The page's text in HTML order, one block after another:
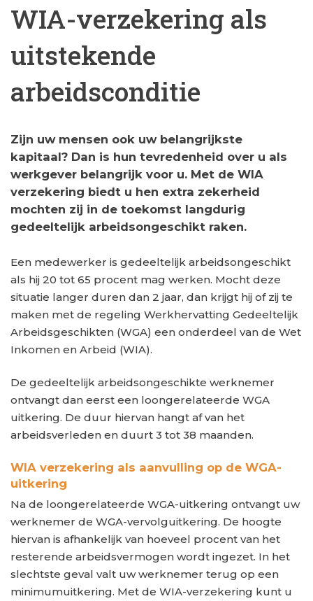
WIA-verzekering als
uitstekende
arbeidsconditie
Zijn uw mensen ook uw belangrijkste
kapitaal? Dan is hun tevredenheid over u als
werkgever belangrijk voor u. Met de WIA
verzekering biedt u hen extra zekerheid
mochten zij in de toekomst langdurig
gedeeltelijk arbeidsongeschikt raken.
Een medewerker is gedeeltelijk arbeidsongeschikt
als hij 20 tot 65 procent mag werken. Mocht deze
situatie langer duren dan 2 jaar, dan krijgt hij of zij te
maken met de regeling Werkhervatting Gedeeltelijk
Arbeidsgeschikten (WGA) een onderdeel van de Wet
Inkomen en Arbeid (WIA).
De gedeeltelijk arbeidsongeschikte werknemer
ontvangt dan eerst een loongerelateerde WGA
uitkering. De duur hiervan hangt af van het
arbeidsverleden en duurt 3 tot 38 maanden.
WIA verzekering als aanvulling op de WGA-
uitkering
Na de loongerelateerde WGA-uitkering ontvangt uw
werknemer de WGA-vervolguitkering. De hoogte
hiervan is afhankelijk van hoeveel procent van het
resterende arbeidsvermogen wordt ingezet. In het
slechtste geval valt uw werknemer terug op een
minimumuitkering. Met de WIA-verzekering kunt u